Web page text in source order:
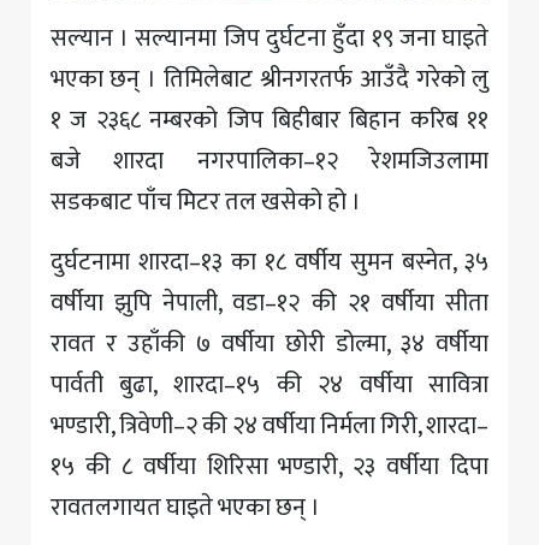
सल्यान । सल्यानमा जिप दुर्घटना हुँदा १९ जना घाइते
भएका छन् । तिमिलेबाट श्रीनगरतर्फ आउँदै गरेको लु
१ ज २३६८ नम्बरको जिप बिहीबार बिहान करिब ११
बजे शारदा नगरपालिका–१२ रेशमजिउलामा
सडकबाट पाँच मिटर तल खसेको हो ।
दुर्घटनामा शारदा–१३ का १८ वर्षीय सुमन बस्नेत, ३५
वर्षीया झुपि नेपाली, वडा–१२ की २१ वर्षीया सीता
रावत र उहाँकी ७ वर्षीया छोरी डोल्मा, ३४ वर्षीया
पार्वती बुढा, शारदा–१५ की २४ वर्षीया सावित्रा
भण्डारी, त्रिवेणी–२ की २४ वर्षीया निर्मला गिरी, शारदा–
१५ की ८ वर्षीया शिरिसा भण्डारी, २३ वर्षीया दिपा
रावतलगायत घाइते भएका छन् ।